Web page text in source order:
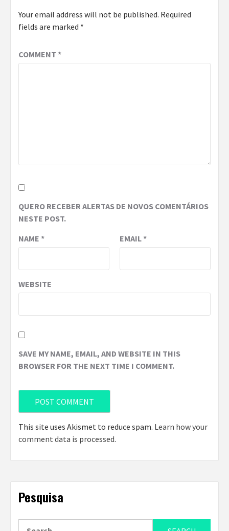
Your email address will not be published. Required
fields are marked *
COMMENT *
QUERO RECEBER ALERTAS DE NOVOS COMENTÁRIOS
NESTE POST.
NAME * EMAIL*
WEBSITE
SAVE MY NAME, EMAIL, AND WEBSITE IN THIS
BROWSER FOR THE NEXT TIME I COMMENT.
This site uses Akismet to reduce spam. Learn how your
comment data is processed.
Pesquisa